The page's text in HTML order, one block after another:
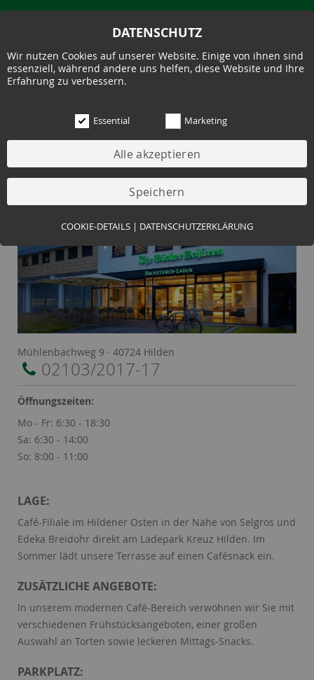
HILDEN - BACKSTUBEN LADEN
Mühlenbachweg 9 · 40724 Hilden
02103/2017-17
Öffnungszeiten:
Mo - Fr: 6:30 - 18:30
Sa: 6:30 - 14:00
So: 8:00 - 11:00
LAGE:
Café-Filiale im Hildener Osten in der Nähe von Selgros und
Edeka Breidohr direkt am Ladepark Kreuz Hilden. Im
Sommer lädt unsere Terrasse auf einen Cafésnack ein.
ZUSÄTZLICHE ANGEBOTE:
In unserem modernen Café-Bereich verwöhnen wir Sie mit
verschiedenen Frühstücksangeboten, einer großen
Auswahl an Torten sowie leckeren Mittags-Snacks.
PARKPLATZ:
DATENSCHUTZ
Wir nutzen Cookies auf unserer Website. Einige von ihnen sind
essenziell, während andere uns helfen, diese Website und Ihre
Erfahrung zu verbessern.
Essential Marketing
Essential (3)
Name:
Cookie Hinweis
Zweck:
Speichert die Cookie-Einstellungen des Besuchers
Cookies:
allowCookie
Laufzeit:
3 Monate
Name:
Session
Cookies:
PHPSESSID
Laufzeit:
Dauer der Browsersitzung
Name:
Cookies:
resolution
Laufzeit:
Dauer der Browsersitzung
COOKIE-DETAILS | DATENSCHUTZERKLÄRUNG